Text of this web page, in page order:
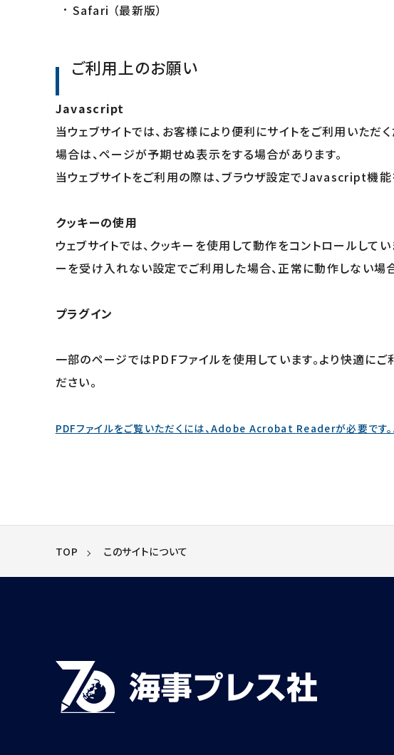
Safari （最新版）
ご利用上のお願い
Javascript
当ウェブサイトでは、お客様により便利にサイトをご利用い
場合は、ページが予期せぬ表示をする場合があります。
当ウェブサイトをご利用の際は、ブラウザ設定でJavascript機能
クッキーの使用
ウェブサイトでは、クッキーを使用して動作をコントロールして
ーを受け入れない設定でご利用した場合、正常に動作しない場
プラグイン
一部のページではPDFファイルを使用しています。より快適に
ださい。
PDFファイルをご覧いただくには、Adobe Acrobat Readerが必要で
TOP このサイトについて